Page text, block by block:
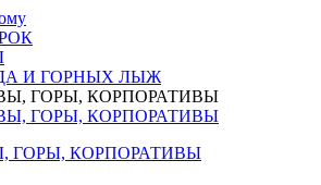
И ГОРНЫХ ЛЫЖ
ГОРЫ, КОРПОРАТИВЫ